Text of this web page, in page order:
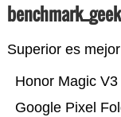
Superior es mejor
Google Pixel
Honor Magic V3